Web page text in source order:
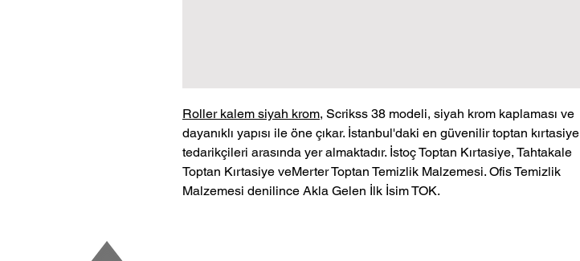
Roller kalem siyah krom, Scrikss 38 modeli, siyah krom kaplaması ve
dayanıklı yapısı ile öne çıkar. İstanbul'daki en güvenilir toptan kırtasiye
tedarikçileri arasında yer almaktadır. İstoç Toptan Kırtasiye, Tahtakale
Toptan Kırtasiye veMerter Toptan Temizlik Malzemesi. Ofis Temizlik
Malzemesi denilince Akla Gelen İlk İsim TOK.